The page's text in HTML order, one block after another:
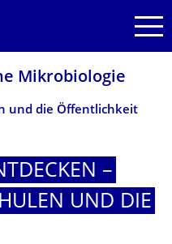
Mikrobiologie
und die Öffentlichkeit
–
UND DIE